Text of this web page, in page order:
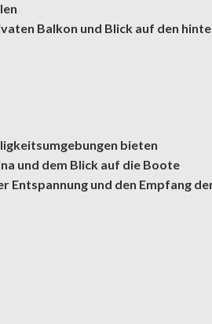
Balkon und Blick auf den
bieten
und dem Blick auf die Boote
Entspannung und den Empfang